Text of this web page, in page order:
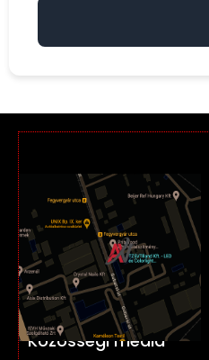
Közösségi média